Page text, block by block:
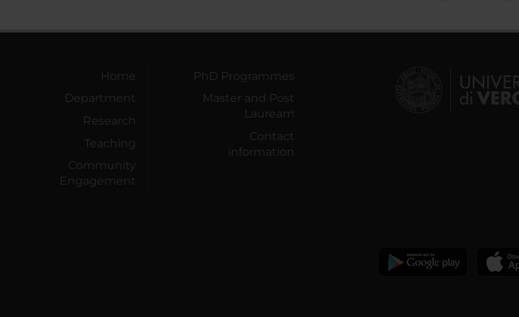
Home
Department
Research
Teaching
Community
Engagement
PhD Programmes
Master and Post
Lauream
Contact
information